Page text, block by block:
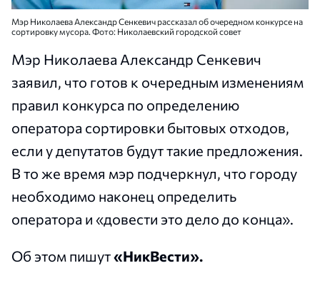
Мэр Николаева Александр Сенкевич рассказал об очередном конкурсе на
сортировку мусора. Фото: Николаевский городской совет
Мэр Николаева Александр Сенкевич
заявил, что готов к очередным изменениям
правил конкурса по определению
оператора сортировки бытовых отходов,
если у депутатов будут такие предложения.
В то же время мэр подчеркнул, что городу
необходимо наконец определить
оператора и «довести это дело до конца».
Об этом пишут«НикВести».